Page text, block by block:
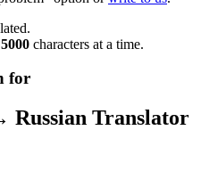
5000 characters at a time.
for
Russian Translator